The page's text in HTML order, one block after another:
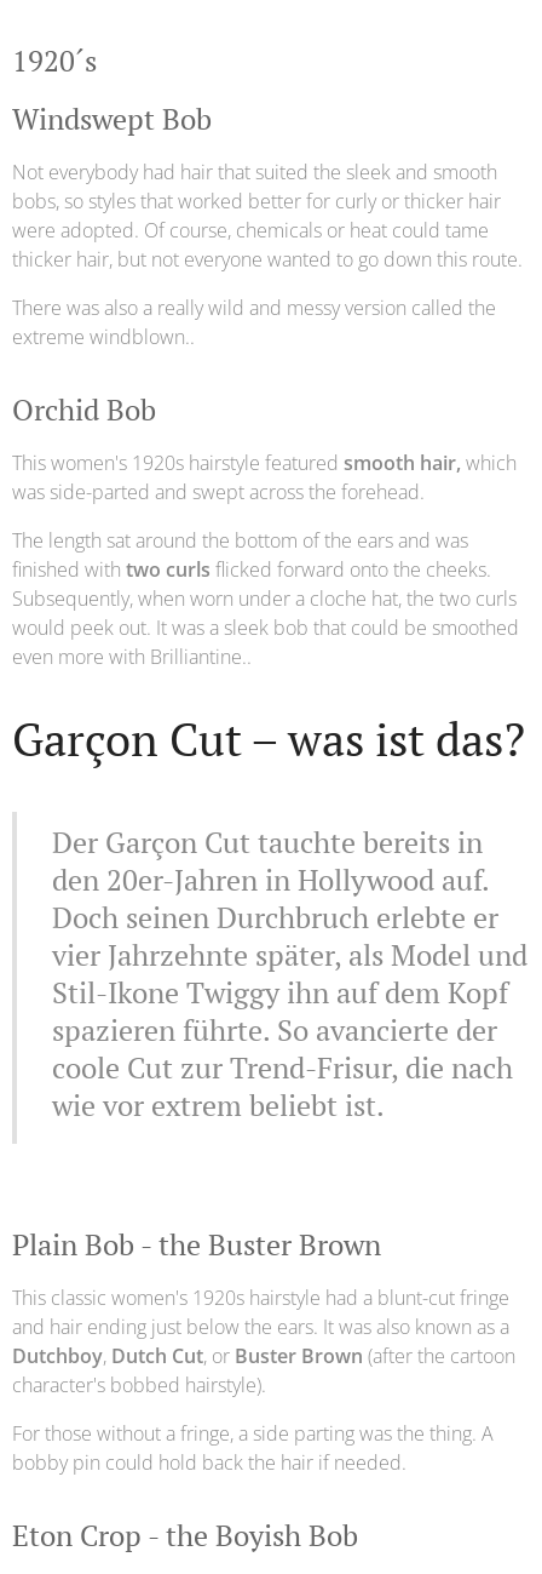
1920´s
Windswept Bob
Not everybody had hair that suited the sleek and smooth
bobs, so styles that worked better for curly or thicker hair
were adopted. Of course, chemicals or heat could tame
thicker hair, but not everyone wanted to go down this route.
There was also a really wild and messy version called the
extreme windblown..
Orchid Bob
This women's 1920s hairstyle featured smooth hair, which
was side-parted and swept across the forehead.
The length sat around the bottom of the ears and was
finished with two curls flicked forward onto the cheeks.
Subsequently, when worn under a cloche hat, the two curls
would peek out. It was a sleek bob that could be smoothed
even more with Brilliantine..
Garçon Cut – was ist das?
Der Garçon Cut tauchte bereits in
den 20er-Jahren in Hollywood auf.
Doch seinen Durchbruch erlebte er
vier Jahrzehnte später, als Model und
Stil-Ikone Twiggy ihn auf dem Kopf
spazieren führte. So avancierte der
coole Cut zur Trend-Frisur, die nach
wie vor extrem beliebt ist.
Plain Bob - the Buster Brown
This classic women's 1920s hairstyle had a blunt-cut fringe
and hair ending just below the ears. It was also known as a
Dutchboy, Dutch Cut, or Buster Brown (after the cartoon
character's bobbed hairstyle).
For those without a fringe, a side parting was the thing. A
bobby pin could hold back the hair if needed.
Eton Crop - the Boyish Bob